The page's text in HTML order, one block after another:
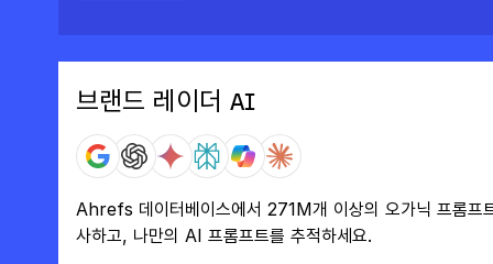
브랜드 레이더 AI
Ahrefs 데이터베이스에서 271M개 이상의 오가닉 프롬프
사하고, 나만의 AI 프롬프트를 추적하세요.